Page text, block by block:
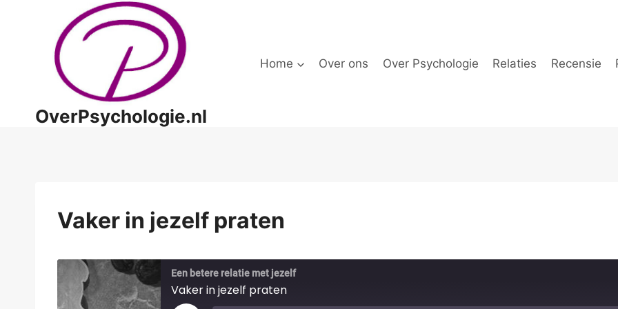
OverPsychologie.nl
Home Over ons Over Psychologie Relaties Recensie
Vaker in jezelf praten
Een betere relatie met jezelf
Vaker in jezelf praten